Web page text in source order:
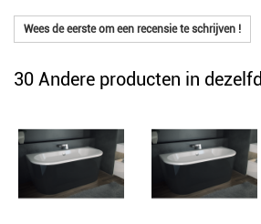
Wees de eerste om een recensie te schrijven !
30 Andere producten in